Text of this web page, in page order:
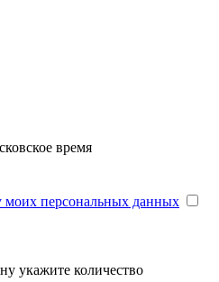
время
моих персональных данных
укажите количество